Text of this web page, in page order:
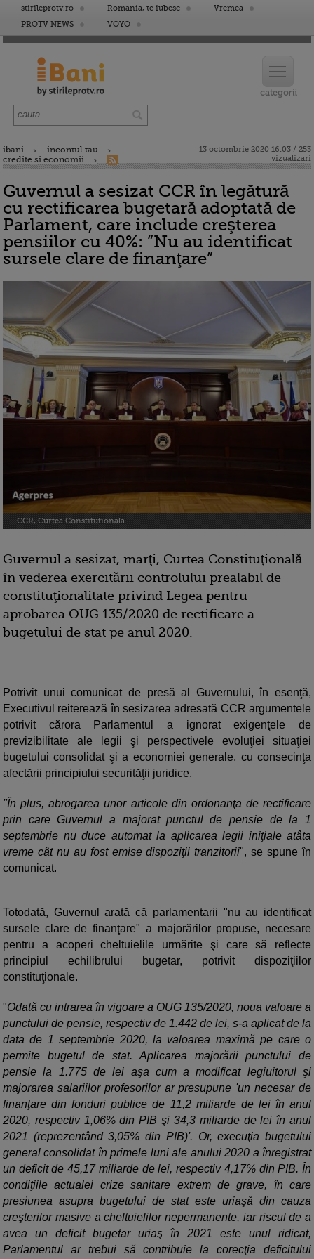
stirileprotv.ro Romania, te iubesc
Vremea
PROTV NEWS
VOYO
ibani
incontul tau
credite si economii
13 octombrie 2020 16:03 / 253
vizualizari
Guvernul a sesizat CCR în legătură
cu rectificarea bugetară adoptată de
Parlament, care include creşterea
pensiilor cu 40%: ”Nu au identificat
sursele clare de finanţare”
CCR, Curtea Constitutionala
Guvernul a sesizat, marţi, Curtea Constituţională
în vederea exercitării controlului prealabil de
constituţionalitate privind Legea pentru
aprobarea OUG 135/2020 de rectificare a
bugetului de stat pe anul 2020.
Potrivit unui comunicat de presă al Guvernului, în esenţă,
Executivul reiterează în sesizarea adresată CCR argumentele
potrivit cărora Parlamentul a ignorat exigenţele de
previzibilitate ale legii şi perspectivele evoluţiei situaţiei
bugetului consolidat şi a economiei generale, cu consecinţa
afectării principiului securităţii juridice.
"În plus, abrogarea unor articole din ordonanţa de rectificare
prin care Guvernul a majorat punctul de pensie de la 1
septembrie nu duce automat la aplicarea legii iniţiale atâta
vreme cât nu au fost emise dispoziţii tranzitorii", se spune în
comunicat.
Totodată, Guvernul arată că parlamentarii "nu au identificat
sursele clare de finanţare" a majorărilor propuse, necesare
pentru a acoperi cheltuielile urmărite şi care să reflecte
principiul echilibrului bugetar, potrivit dispoziţiilor
constituţionale.
"Odată cu intrarea în vigoare a OUG 135/2020, noua valoare a
punctului de pensie, respectiv de 1.442 de lei, s-a aplicat de la
data de 1 septembrie 2020, la valoarea maximă pe care o
permite bugetul de stat. Aplicarea majorării punctului de
pensie la 1.775 de lei aşa cum a modificat legiuitorul şi
majorarea salariilor profesorilor ar presupune 'un necesar de
finanţare din fonduri publice de 11,2 miliarde de lei în anul
2020, respectiv 1,06% din PIB şi 34,3 miliarde de lei în anul
2021 (reprezentând 3,05% din PIB)'. Or, execuţia bugetului
general consolidat în primele luni ale anului 2020 a înregistrat
un deficit de 45,17 miliarde de lei, respectiv 4,17% din PIB. În
condiţiile actualei crize sanitare extrem de grave, în care
presiunea asupra bugetului de stat este uriaşă din cauza
creşterilor masive a cheltuielilor nepermanente, iar riscul de a
avea un deficit bugetar uriaş în 2021 este unul ridicat,
Parlamentul ar trebui să contribuie la corecţia deficitului